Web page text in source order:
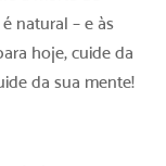
natural – e às
hoje, cuide da
da sua mente!